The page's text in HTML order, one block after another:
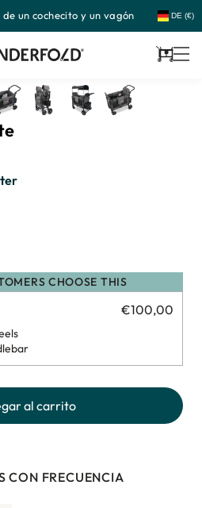
un cochecito y un vagón DE (€)
CHOOSE THIS
€100,00
al carrito
CON FRECUENCIA